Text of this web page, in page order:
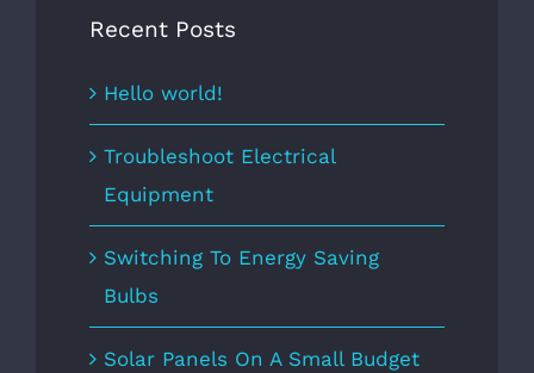
Recent Posts
Hello world!
Troubleshoot Electrical
Equipment
Switching To Energy Saving
Bulbs
Solar Panels On A Small Budget